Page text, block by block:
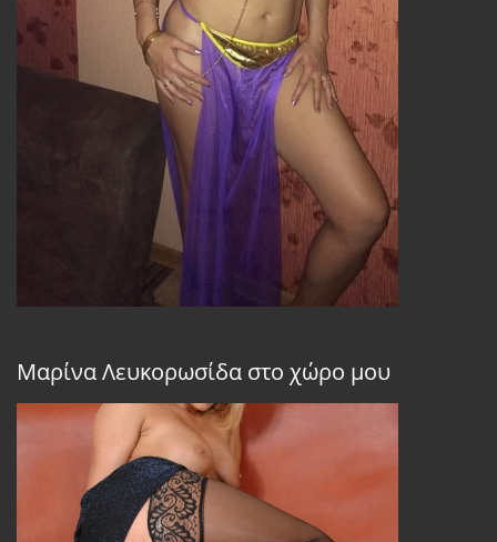
Μαρίνα Λευκορωσίδα στο χώρο μου